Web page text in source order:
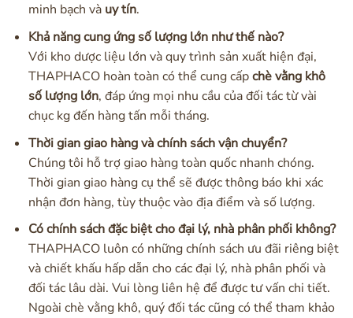
minh bạch và uy tín.
Khả năng cung ứng số lượng lớn như thế nào?
Với kho dược liệu lớn và quy trình sản xuất hiện đại,
THAPHACO hoàn toàn có thể cung cấpchè vằng khô
số lượng lớn, đáp ứng mọi nhu cầu của đối tác từ vài
chục kg đến hàng tấn mỗi tháng.
Thời gian giao hàng và chính sách vận chuyển?
Chúng tôi hỗ trợ giao hàng toàn quốc nhanh chóng.
Thời gian giao hàng cụ thể sẽ được thông báo khi xác
nhận đơn hàng, tùy thuộc vào địa điểm và số lượng.
Có chính sách đặc biệt cho đại lý, nhà phân phối không?
THAPHACO luôn có những chính sách ưu đãi riêng biệt
và chiết khấu hấp dẫn cho các đại lý, nhà phân phối và
đối tác lâu dài. Vui lòng liên hệ để được tư vấn chi tiết.
Ngoài chè vằng khô, quý đối tác cũng có thể tham khảo